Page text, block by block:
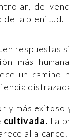
de
de la plenitud.
respuestas
más
un camino
y más exitoso
cultivada. La
al